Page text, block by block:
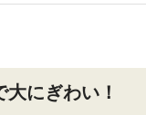
にぎわい！